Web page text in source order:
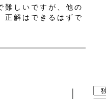
しいですが、他の
正解はできるはずで